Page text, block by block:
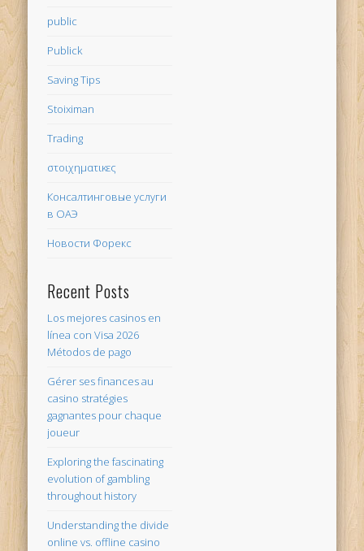
public
Publick
Saving Tips
Stoiximan
Trading
στοιχηματικες
Консалтинговые услуги
в ОАЭ
Новости Форекс
Recent Posts
Los mejores casinos en
línea con Visa 2026
Métodos de pago
Gérer ses finances au
casino stratégies
gagnantes pour chaque
joueur
Exploring the fascinating
evolution of gambling
throughout history
Understanding the divide
online vs. offline casino